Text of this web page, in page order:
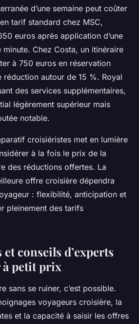
d’une semaine peut coûter
tarif standard chez MSC,
euros après application d’une
Chez Costa, un itinéraire
à 750 euros en réservation
réduction autour de 15 %. Royal
des services supplémentaires,
légèrement supérieur mais
notable.
croisiéristes met en lumière
à la fois le prix de la
des réductions offertes. La
offre croisière dépendra
: flexibilité, anticipation et
pleinement des tarifs
conseils d’experts
à petit prix
sans se ruiner, c’est possible.
voyageurs croisière, la
et la capacité à saisir les offres